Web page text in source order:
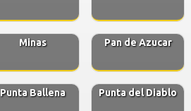
Minas Pan de Azucar
Punta Ballena Punta del Diablo